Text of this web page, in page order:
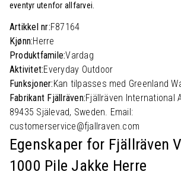
eventyr utenfor allfarvei.
Artikkel nr:F87164
Kjønn:Herre
Produktfamile:Vardag
Aktivitet:Everyday Outdoor
Funksjoner:Kan tilpasses med Greenland
Fabrikant Fjällräven:Fjällräven International
89435 Själevad, Sweden. Email:
customerservice@fjallraven.com
Egenskaper for Fjällräven
1000 Pile Jakke Herre